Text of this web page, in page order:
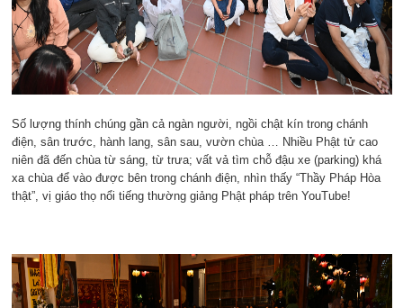
Số lượng thính chúng gần cả ngàn người, ngồi chật kín trong chánh
điện, sân trước, hành lang, sân sau, vườn chùa … Nhiều Phật tử cao
niên đã đến chùa từ sáng, từ trưa; vất vả tìm chỗ đậu xe (parking) khá
xa chùa để vào được bên trong chánh điện, nhìn thấy “Thầy Pháp Hòa
thật”, vị giáo thọ nổi tiếng thường giảng Phật pháp trên YouTube!